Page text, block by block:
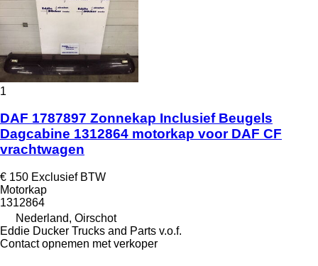
1
DAF 1787897 Zonnekap Inclusief Beugels
Dagcabine 1312864 motorkap voor DAF CF
vrachtwagen
€ 150 Exclusief BTW
Motorkap
1312864
Nederland, Oirschot
Eddie Ducker Trucks and Parts v.o.f.
Contact opnemen met verkoper